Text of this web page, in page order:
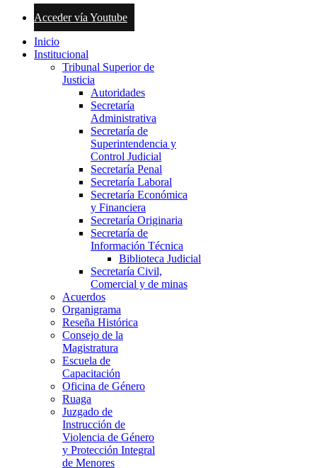
Acceder vía Youtube
Inicio
Institucional
Tribunal Superior de
Justicia
Autoridades
Secretaría
Administrativa
Secretaría de
Superintendencia y
Control Judicial
Secretaría Penal
Secretaría Laboral
Secretaría Económica
y Financiera
Secretaría Originaria
Secretaría de
Información Técnica
Biblioteca Judicial
Secretaría Civil,
Comercial y de minas
Acuerdos
Organigrama
Reseña Histórica
Consejo de la
Magistratura
Escuela de
Capacitación
Oficina de Género
Ruaga
Juzgado de
Instrucción de
Violencia de Género
y Protección Integral
de Menores